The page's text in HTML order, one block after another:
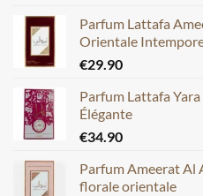
Parfum Lattafa
Orientale
€29.90
Parfum Lattafa
Élégante
€34.90
Parfum Ameerat Al
florale orientale